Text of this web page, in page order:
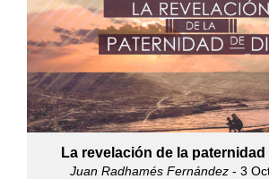
La revelación de la paternidad
Juan Radhamés Fernández - 3